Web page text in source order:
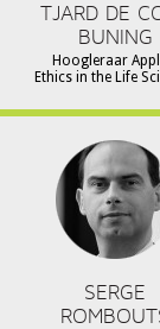
TJARD DE
BUNING
Hoogleraar
Ethics in the Life
SERGE